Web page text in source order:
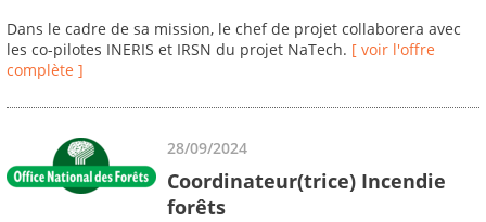
Dans le cadre de sa mission, le chef de projet collaborera avec
les co-pilotes INERIS et IRSN du projet NaTech. [ voir l'offre
complète ]
28/09/2024
Coordinateur(trice) Incendie
forêts